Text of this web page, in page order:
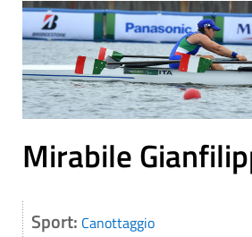
Mirabile
Sport: Canottaggio